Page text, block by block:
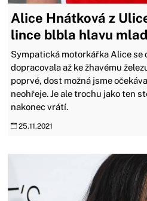
Alice Hnátková z
lince blbla hlavu
Sympatická motorkářka Alice se
dopracovala až ke žhavému
poprvé, dost možná jsme
neohřeje. Je ale trochu jako ten
nakonec vrátí.
25.11.2021